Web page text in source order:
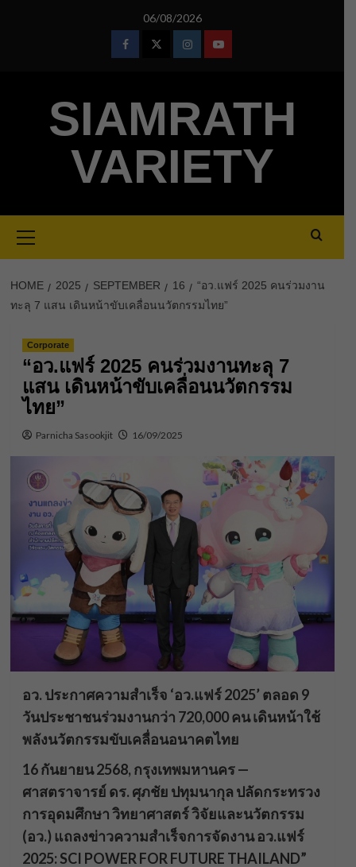
06/08/2026
FacebookTwitterInstagramYoutube
SIAMRATH
VARIETY
Menu
HOME 2025 SEPTEMBER 16
“อว.แฟร์ 2025 คนร่วมงาน
ทะลุ 7 แสน เดินหน้าขับเคลื่อนนวัตกรรมไทย”
Corporate
“อว.แฟร์ 2025 คนร่วมงานทะลุ 7
แสน เดินหน้าขับเคลื่อนนวัตกรรม
ไทย”
Parnicha Sasookjit 16/09/2025
อว. ประกาศความสำเร็จ ‘อว.แฟร์ 2025’ ตลอด 9
วันประชาชนร่วมงานกว่า 720,000 คน เดินหน้าใช้
พลังนวัตกรรมขับเคลื่อนอนาคตไทย
16 กันยายน 2568, กรุงเทพมหานคร —
ศาสตราจารย์ ดร. ศุภชัย ปทุมนากุล ปลัดกระทรวง
การอุดมศึกษา วิทยาศาสตร์ วิจัยและนวัตกรรม
(อว.) แถลงข่าวความสำเร็จการจัดงาน อว.แฟร์
2025: SCI POWER FOR FUTURE THAILAND”